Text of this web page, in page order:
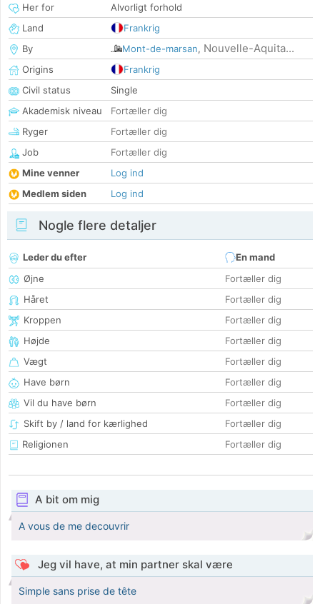
Her for
Alvorligt forhold
Land
Frankrig
By
Mont-de-marsan, Nouvelle-Aquita...
Origins
Frankrig
Civil status
Single
Akademisk niveau
Fortæller dig
Ryger
Fortæller dig
Job
Fortæller dig
Mine venner
Log ind
Medlem siden
Log ind
Nogle flere detaljer
Leder du efter
En mand
Øjne
Fortæller dig
Håret
Fortæller dig
Kroppen
Fortæller dig
Højde
Fortæller dig
Vægt
Fortæller dig
Have børn
Fortæller dig
Vil du have børn
Fortæller dig
Skift by / land for kærlighed
Fortæller dig
Religionen
Fortæller dig
A bit om mig
A vous de me decouvrir
Jeg vil have, at min partner skal være
Simple sans prise de tête